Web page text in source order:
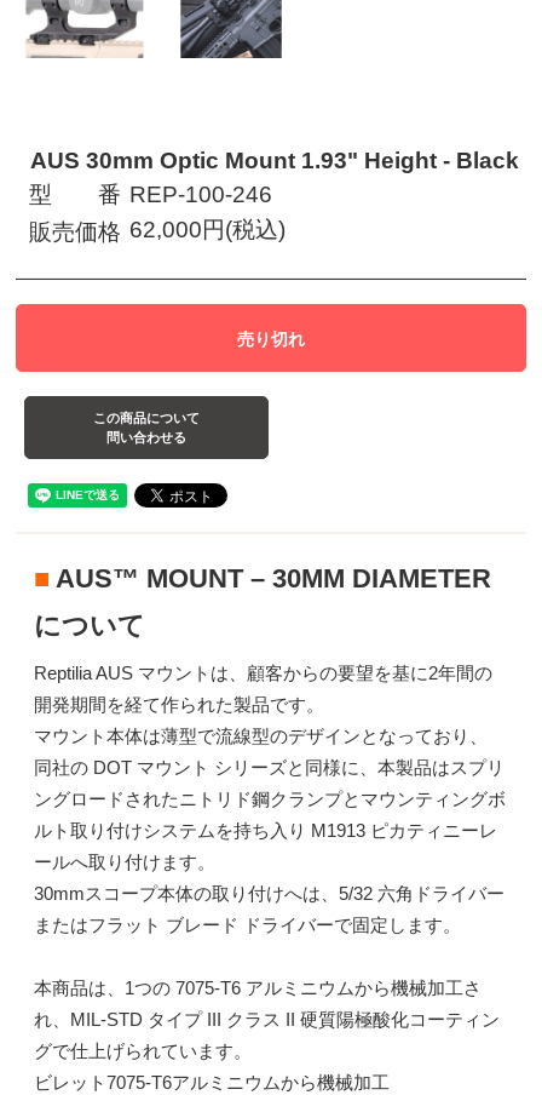
AUS 30mm Optic Mount 1.93" Height - Black
型 番 REP-100-246
販売価格 62,000円(税込)
この商品について
問い合わせる
■AUS™ MOUNT – 30MM DIAMETER
について
Reptilia AUS マウントは、顧客からの要望を基に2年間の
開発期間を経て作られた製品です。
マウント本体は薄型で流線型のデザインとなっており、
同社の DOT マウント シリーズと同様に、本製品はスプリ
ングロードされたニトリド鋼クランプとマウンティングボ
ルト取り付けシステムを持ち入り M1913 ピカティニーレ
ールへ取り付けます。
30mmスコープ本体の取り付けへは、5/32 六角ドライバー
またはフラット ブレード ドライバーで固定します。
本商品は、1つの 7075-T6 アルミニウムから機械加工さ
れ、MIL-STD タイプ III クラス II 硬質陽極酸化コーティン
グで仕上げられています。
ビレット7075-T6アルミニウムから機械加工